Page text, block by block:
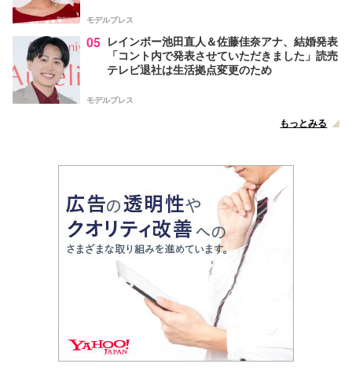
モデルプレス
05 レインボー池田直人＆佐藤佳奈アナ、結婚発表
「コント内で発表させていただきました」読売
テレビ退社は生活拠点変更のため
モデルプレス
もっとみる